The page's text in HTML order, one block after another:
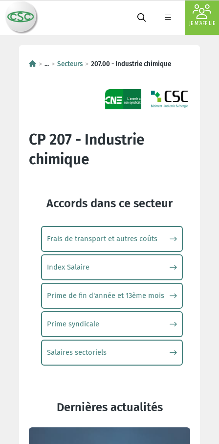
JE M'AFFILIE
... Secteurs 207.00 - Industrie chimique
CP 207 - Industrie
chimique
Accords dans ce secteur
Frais de transport et autres coûts
Index Salaire
Prime de fin d'année et 13ème mois
Prime syndicale
Salaires sectoriels
Dernières actualités